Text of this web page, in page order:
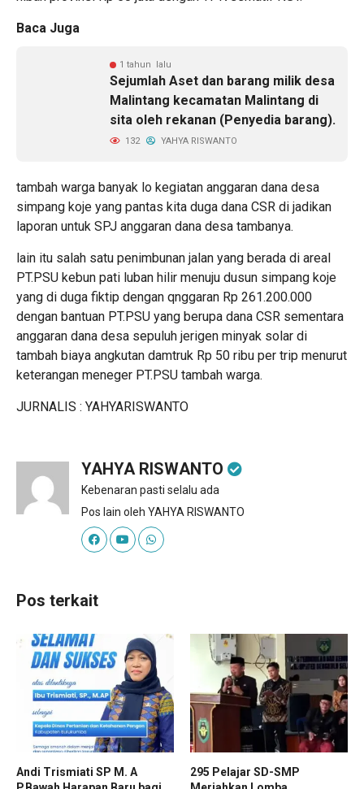
Baca Juga
1 tahun lalu
Sejumlah Aset dan barang milik desa
Malintang kecamatan Malintang di
sita oleh rekanan (Penyedia barang).
132 YAHYA RISWANTO
tambah warga banyak lo kegiatan anggaran dana desa
simpang koje yang pantas kita duga dana CSR di jadikan
laporan untuk SPJ anggaran dana desa tambanya.
lain itu salah satu penimbunan jalan yang berada di areal
PT.PSU kebun pati luban hilir menuju dusun simpang koje
yang di duga fiktip dengan qnggaran Rp 261.200.000
dengan bantuan PT.PSU yang berupa dana CSR sementara
anggaran dana desa sepuluh jerigen minyak solar di
tambah biaya angkutan damtruk Rp 50 ribu per trip menurut
keterangan meneger PT.PSU tambah warga.
JURNALIS : YAHYARISWANTO
YAHYA RISWANTO
Kebenaran pasti selalu ada
Pos lain oleh YAHYA RISWANTO
Pos terkait
Andi Trismiati SP M. A
295 Pelajar SD-SMP